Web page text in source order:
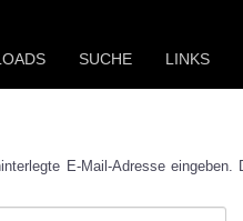
SUCHE LINKS
E-Mail-Adresse